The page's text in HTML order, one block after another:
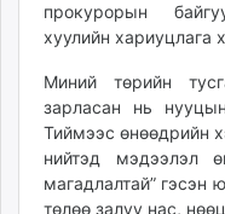
прокурорын
хуулийн хариуцлага
Миний төрийн
зарласан нь
Тиймээс өнөөдрийн
нийтэд мэдээлэл
магадлалтай”
төлөө залуу нас,